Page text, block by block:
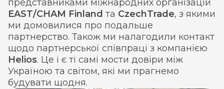
представниками міжнародних організацій
EAST/CHAM Finland та CzechTrade, з якими
ми домовилися про подальше
партнерство. Також ми налагодили контакт
щодо партнерської співпраці з компанією
Helios. Це і є ті самі мости довіри між
Україною та світом, які ми прагнемо
будувати щодня.